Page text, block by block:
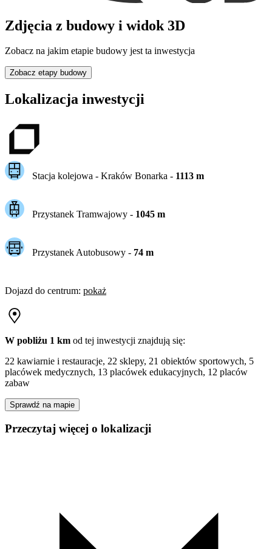
Zdjęcia z budowy i widok 3D
Zobacz na jakim etapie budowy jest ta inwestycja
Zobacz etapy budowy
Lokalizacja inwestycji
Stacja kolejowa - Kraków Bonarka - 1113m
Przystanek Tramwajowy - 1045m
Przystanek Autobusowy - 74m
Dojazd do centrum: pokaż
W pobliżu 1 km od tej inwestycji znajdują się:
22 kawiarnie i restauracje, 22 sklepy, 21 obiektów sportowych, 5
placówek medycznych, 13 placówek edukacyjnych, 12 placów
zabaw
Sprawdź na mapie
Przeczytaj więcej o lokalizacji